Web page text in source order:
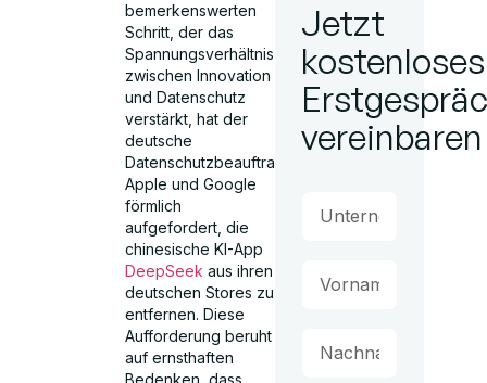
bemerkenswerten
Schritt, der das
Spannungsverhältnis
zwischen Innovation
und Datenschutz
verstärkt, hat der
deutsche
Datenschutzbeauftragte
Apple und Google
förmlich
aufgefordert, die
chinesische KI-App
DeepSeekaus ihren
deutschen Stores zu
entfernen. Diese
Aufforderung beruht
auf ernsthaften
Bedenken, dass
Jetzt
kostenloses
vereinbaren